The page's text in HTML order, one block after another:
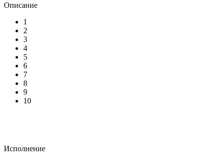
Описание
1
2
3
4
5
6
7
8
9
10
Исполнение